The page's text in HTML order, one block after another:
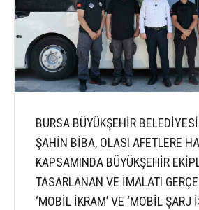
BURSA BÜYÜKŞEHİR
ŞAHİN BİBA, OLASI AFETLERE
KAPSAMINDA BÜYÜKŞEHİR
TASARLANAN VE İMALATI
‘MOBİL İKRAM’ VE ‘MOBİL ŞARJ